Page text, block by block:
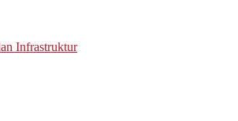
Infrastruktur